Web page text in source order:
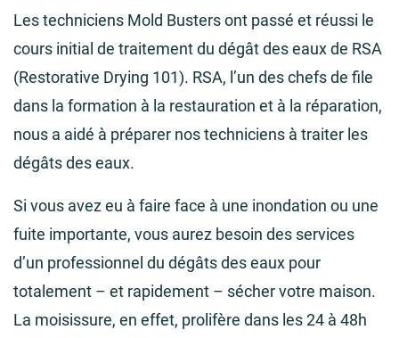
Les techniciens Mold Busters ont passé et réussi le
cours initial de traitement du dégât des eaux de RSA
(Restorative Drying 101). RSA, l’un des chefs de file
dans la formation à la restauration et à la réparation,
nous a aidé à préparer nos techniciens à traiter les
dégâts des eaux.
Si vous avez eu à faire face à une inondation ou une
fuite importante, vous aurez besoin des services
d’un professionnel du dégâts des eaux pour
totalement – et rapidement – sécher votre maison.
La moisissure, en effet, prolifère dans les 24 à 48h